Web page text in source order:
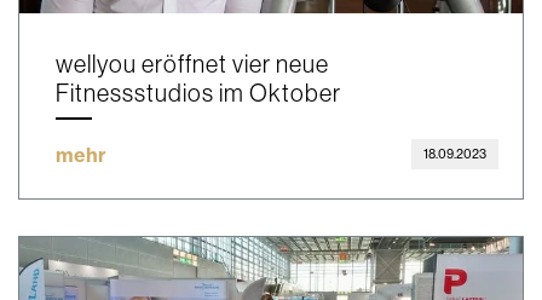
wellyou eröffnet vier neue
Fitnessstudios im Oktober
mehr 18.09.2023